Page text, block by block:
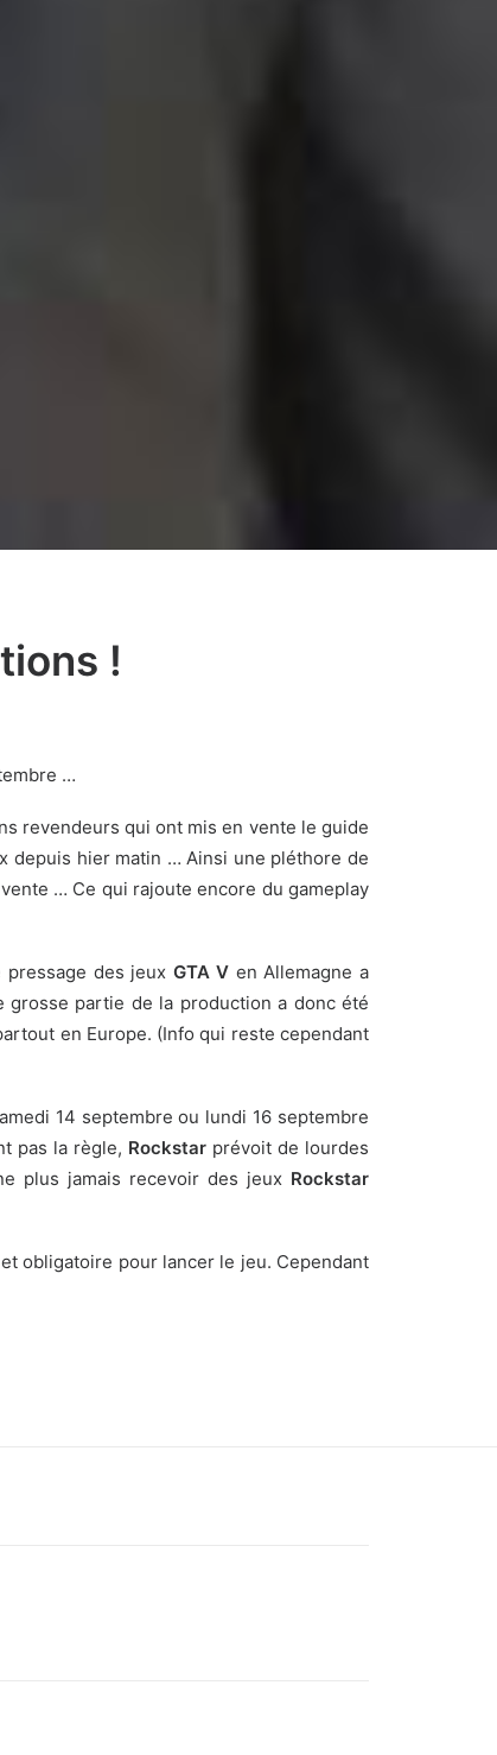
!
…
revendeurs qui ont mis en vente le guide
depuis hier matin … Ainsi une pléthore de
… Ce qui rajoute encore du gameplay
pressage des jeux GTA V en Allemagne a
grosse partie de la production a donc été
en Europe. (Info qui reste cependant
14 septembre ou lundi 16 septembre
pas la règle, Rockstar prévoit de lourdes
plus jamais recevoir des jeux Rockstar
obligatoire pour lancer le jeu. Cependant